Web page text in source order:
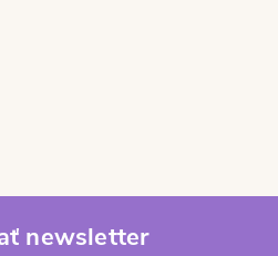
newsletter